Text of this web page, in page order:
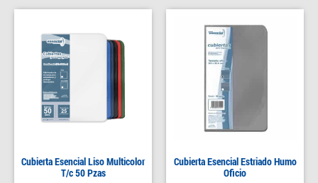
Cubierta Esencial Liso Multicolor
T/c 50 Pzas
Cubierta Esencial Estriado Humo
Oficio